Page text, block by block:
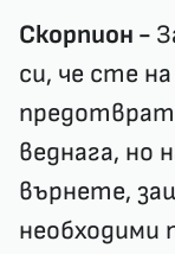
Скорпион -
си, че сте
веднага, но
върнете,
необходими